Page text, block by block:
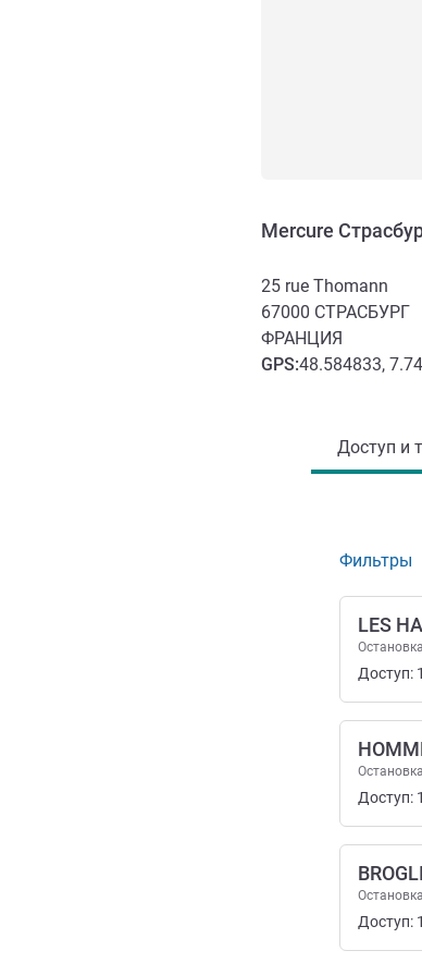
Mercure
25 rue Thomann
67000 СТРАСБУРГ
ФРАНЦИЯ
GPS:48.584833,
Доступ и
Фильтры
LES
Доступ:
Доступ:
Доступ: